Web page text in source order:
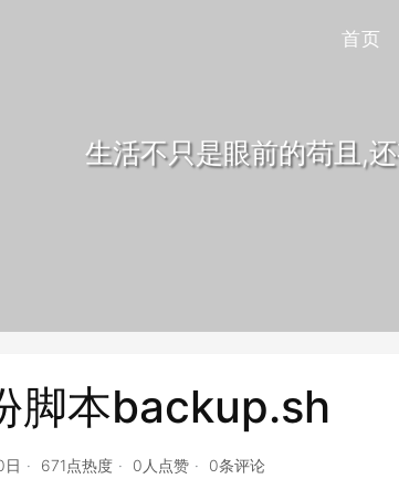
首页
生活不只是眼前的苟且,
脚本backup.sh
日 671点热度 0人点赞 0条评论